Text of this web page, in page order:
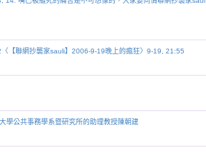
【聯網抄襲家sauli】2006-9-19晚上的瘋狂〉9-19, 21:55
學公共事務學系暨研究所的助理教授陳朝建